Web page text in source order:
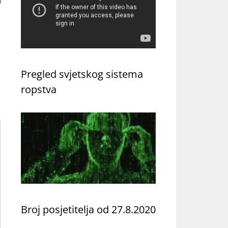
Pregled svjetskog sistema
ropstva
Broj posjetitelja od 27.8.2020